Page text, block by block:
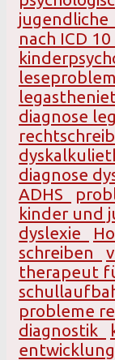
jugendliche
nach ICD 10
diagnose
diagnose
ADHS
kinder und
dyslexie
schreiben
therapeut
probleme
diagnostik